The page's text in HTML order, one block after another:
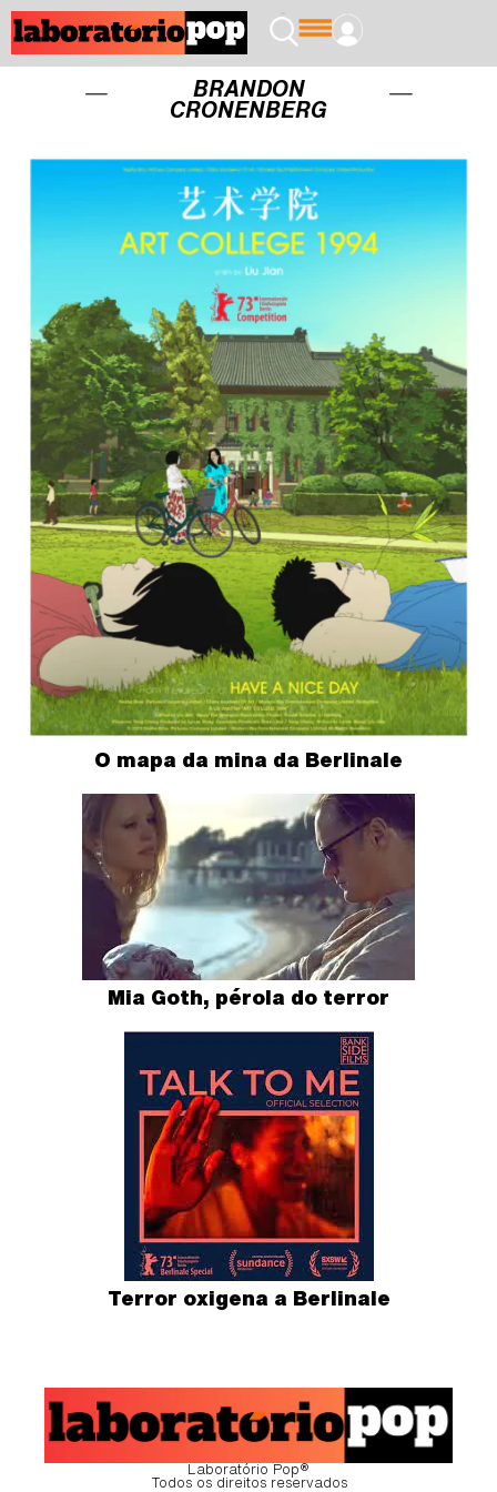
BRANDON
CRONENBERG
O mapa da mina da Berlinale
Mia Goth, pérola do terror
Terror oxigena a Berlinale
Laboratório Pop®
Todos os direitos reservados